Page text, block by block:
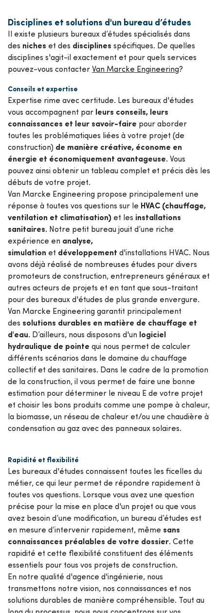
Disciplines et solutions d'un bureau d’études
Il existe plusieurs bureaux d’études spécialisés dans
des niches et des disciplines spécifiques. De quelles
disciplines s'agit-il exactement et pour quels services
pouvez-vous contacterVan Marcke Engineering?
Conseils et expertise
Expertise rime avec certitude. Les bureaux d'études
vous accompagnent par leurs conseils, leurs
connaissances et leur savoir-faire pour aborder
toutes les problématiques liées à votre projet (de
construction) de manière créative, économe en
énergie et économiquement avantageuse. Vous
pouvez ainsi obtenir un tableau complet et précis dès les
débuts de votre projet.
Van Marcke Engineering propose principalement une
réponse à toutes vos questions sur le HVAC (chauffage,
ventilation et climatisation) et les installations
sanitaires. Notre petit bureau jouit d’une riche
expérience en analyse,
simulation et développement d'installations HVAC. Nous
avons déjà réalisé de nombreuses études pour divers
promoteurs de construction, entrepreneurs généraux et
autres acteurs de projets et en tant que sous-traitant
pour des bureaux d'études de plus grande envergure.
Van Marcke Engineering garantit principalement
des solutions durables en matière de chauffage et
d'eau. D’ailleurs, nous disposons d'un logiciel
hydraulique de pointe qui nous permet de calculer
différents scénarios dans le domaine du chauffage
collectif et des sanitaires. Dans le cadre de la promotion
de la construction, il vous permet de faire une bonne
estimation pour déterminer le niveau E de votre projet
et choisir les bons produits comme une pompe à chaleur,
la biomasse, un réseau de chaleur et/ou une chaudière à
condensation au gaz avec des panneaux solaires.
Rapidité et flexibilité
Les bureaux d'études connaissent toutes les ficelles du
métier, ce qui leur permet de répondre rapidement à
toutes vos questions. Lorsque vous avez une question
précise pour la mise en place d'un projet ou que vous
avez besoin d’une modification, un bureau d’études est
en mesure d’intervenir rapidement, même sans
connaissances préalables de votre dossier. Cette
rapidité et cette flexibilité constituent des éléments
essentiels pour tous vos projets de construction.
En notre qualité d'agence d'ingénierie, nous
transmettons notre vision, nos connaissances et nos
solutions durables de manière compréhensible. Tout au